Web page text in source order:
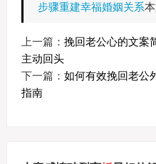
步骤重建幸福婚姻关系
上一篇： 挽回老公心的文案
主动回头
下一篇： 如何有效挽回老公
指南